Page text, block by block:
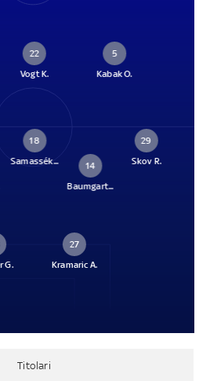
22
Vogt K.
5
Kabak O.
18
Samassék...
14
Baumgart...
29
Skov R.
G.
27
Kramaric A.
Titolari